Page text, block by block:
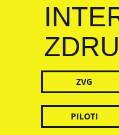
ZVG
PILOTI